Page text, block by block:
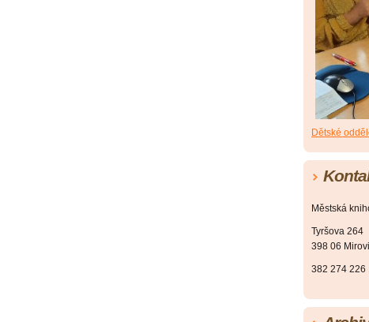
Dětské
Městská
Tyršova 264
398 06
382 274 226